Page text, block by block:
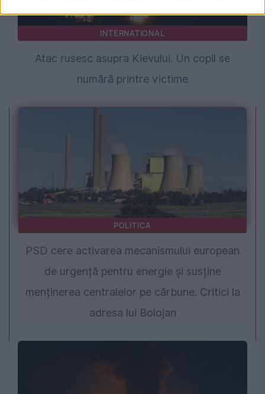
INTERNATIONAL
Atac rusesc asupra Kievului. Un copil se
numără printre victime
POLITICA
PSD cere activarea mecanismului european
de urgență pentru energie și susține
menținerea centralelor pe cărbune. Critici la
adresa lui Bolojan